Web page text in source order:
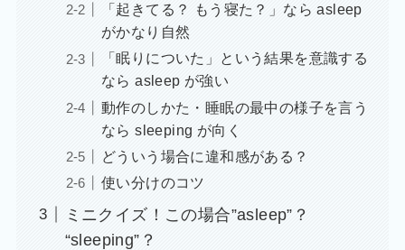
「起きてる？ もう寝た？」なら asleep
がかなり自然
「眠りについた」という結果を意識する
なら asleep が強い
動作のしかた・睡眠の最中の様子を言う
なら sleeping が向く
どういう場合に違和感がある？
使い分けのコツ
ミニクイズ！この場合”asleep”？
“sleeping”？